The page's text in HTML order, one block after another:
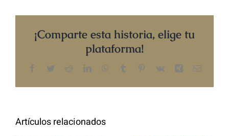
¡Comparte esta historia, elige tu
plataforma!
Facebook
TwitterRedditLinkedInWhatsApp
Tumblr Pinterest
Vk Xing Correo
Artículos relacionados